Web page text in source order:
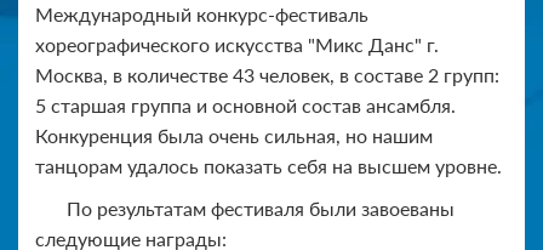
Международный конкурс-фестиваль
хореографического искусства "Микс Данс" г.
Москва, в количестве 43 человек, в составе 2 групп:
5 старшая группа и основной состав ансамбля.
Конкуренция была очень сильная, но нашим
танцорам удалось показать себя на высшем уровне.
По результатам фестиваля были завоеваны
следующие награды: